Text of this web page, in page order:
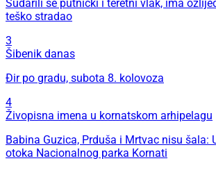
Sudarili se putnički i teretni vlak, ima
teško stradao
3
Šibenik danas
Đir po gradu, subota 8. kolovoza
4
Živopisna imena u kornatskom arhipelagu
Babina Guzica, Prduša i Mrtvac nisu šala:
otoka Nacionalnog parka Kornati